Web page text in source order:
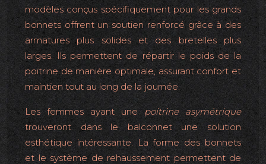
modèles conçus spécifiquement pour les grands
bonnets offrent un soutien renforcé grâce à des
armatures plus solides et des bretelles plus
larges. Ils permettent de répartir le poids de la
poitrine de manière optimale, assurant confort et
maintien tout au long de la journée.
Les femmes ayant unepoitrine asymétrique
trouveront dans le balconnet une solution
esthétique intéressante. La forme des bonnets
et le système de rehaussement permettent de